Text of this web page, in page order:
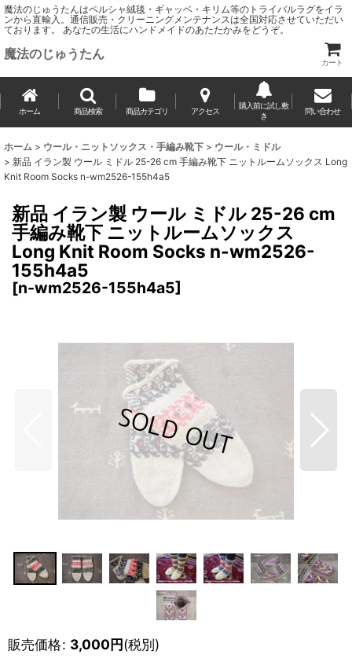
魔法のじゅうたんはペルシャ絨毯・ギャッベ・キリム等のトライバルラグをイラ
ンから直輸入。通信販売・クリーニングメンテナンスは全国対応させていただい
ております。 あなたの生活にハンドメイドのあたたかみをどうぞ。
魔法のじゅうたん
カート
ホーム 商品検索 商品カテゴリ アクセス
購入前に試し敷
き
問い合わせ
ホーム > ウール・ニットソックス・手編み靴下 > ウール・ミドル
> 新品 イラン製 ウール ミドル 25-26 cm 手編み靴下 ニットルームソックス Long
Knit Room Socks n-wm2526-155h4a5
新品 イラン製 ウール ミドル 25-26 cm
手編み靴下 ニットルームソックス
Long Knit Room Socks n-wm2526-
155h4a5
[n-wm2526-155h4a5]
販売価格: 3,000円(税別)